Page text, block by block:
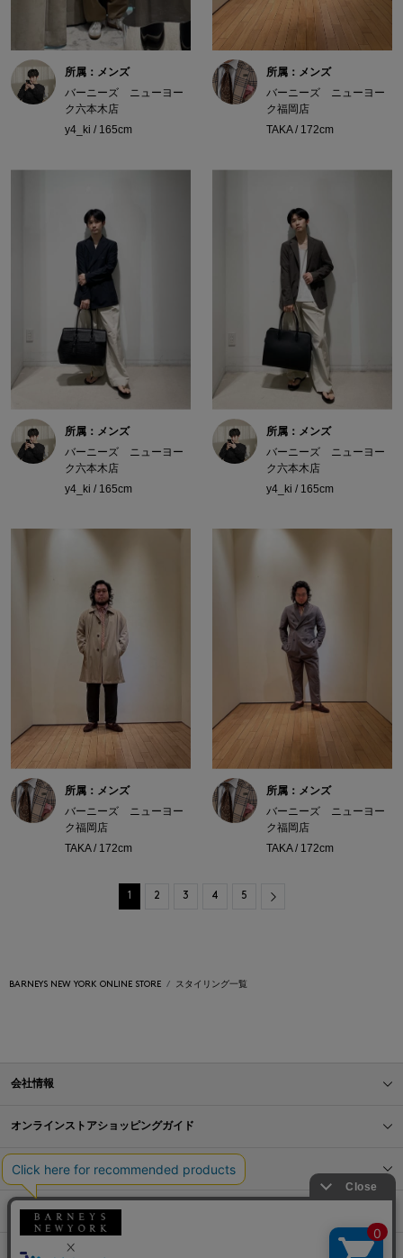
所属：メンズ
バーニーズ ニューヨー
ク六本木店
y4_ki / 165cm
所属：メンズ
バーニーズ ニューヨー
ク福岡店
TAKA / 172cm
所属：メンズ
バーニーズ ニューヨー
ク六本木店
y4_ki / 165cm
所属：メンズ
バーニーズ ニューヨー
ク六本木店
y4_ki / 165cm
所属：メンズ
バーニーズ ニューヨー
ク福岡店
TAKA / 172cm
所属：メンズ
バーニーズ ニューヨー
ク福岡店
TAKA / 172cm
1 2 3 4 5 Next
BARNEYS NEW YORK ONLINE STORE スタイリング一覧
会社情報
オンラインストアショッピングガイド
店舗情報
サービス